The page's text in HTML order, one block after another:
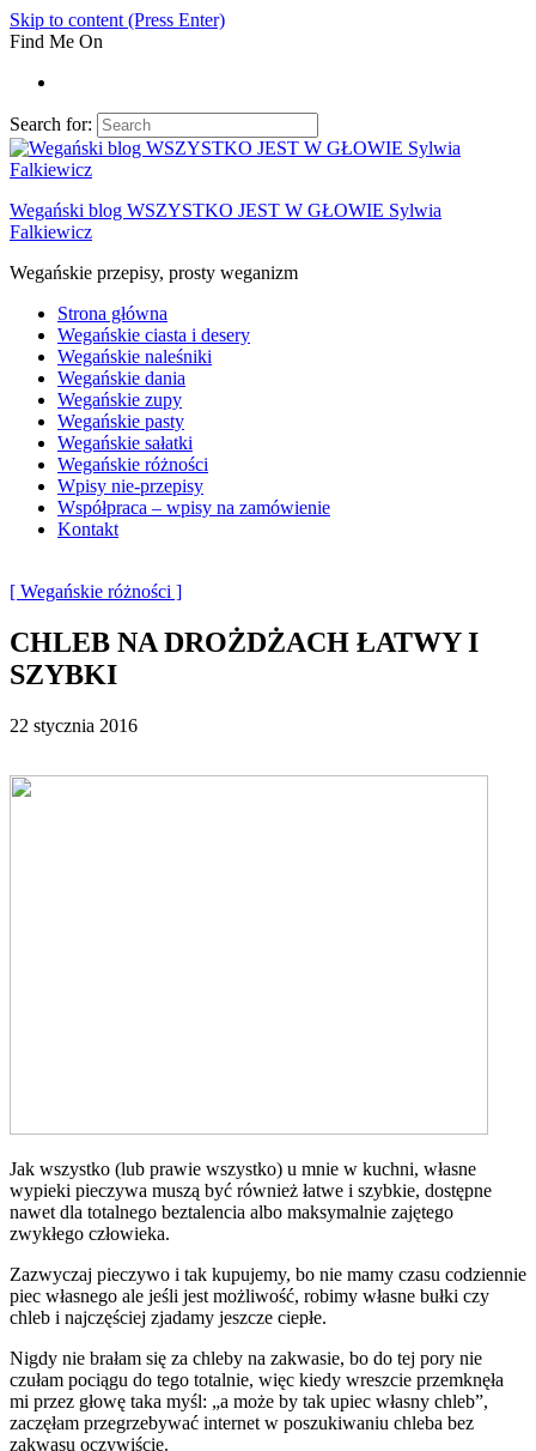
Skip to content (Press Enter)
Find Me On
Search for:
Wegański blog WSZYSTKO JEST W GŁOWIE Sylwia
Falkiewicz
Wegańskie przepisy, prosty weganizm
Strona główna
Wegańskie ciasta i desery
Wegańskie naleśniki
Wegańskie dania
Wegańskie zupy
Wegańskie pasty
Wegańskie sałatki
Wegańskie różności
Wpisy nie-przepisy
Współpraca – wpisy na zamówienie
Kontakt
[ Wegańskie różności ]
CHLEB NA DROŻDŻACH ŁATWY I
SZYBKI
22 stycznia 2016
Jak wszystko (lub prawie wszystko) u mnie w kuchni, własne
wypieki pieczywa muszą być również łatwe i szybkie, dostępne
nawet dla totalnego beztalencia albo maksymalnie zajętego
zwykłego człowieka.
Zazwyczaj pieczywo i tak kupujemy, bo nie mamy czasu codziennie
piec własnego ale jeśli jest możliwość, robimy własne bułki czy
chleb i najczęściej zjadamy jeszcze ciepłe.
Nigdy nie brałam się za chleby na zakwasie, bo do tej pory nie
czułam pociągu do tego totalnie, więc kiedy wreszcie przemknęła
mi przez głowę taka myśl: „a może by tak upiec własny chleb”,
zaczęłam przegrzebywać internet w poszukiwaniu chleba bez
zakwasu oczywiście.